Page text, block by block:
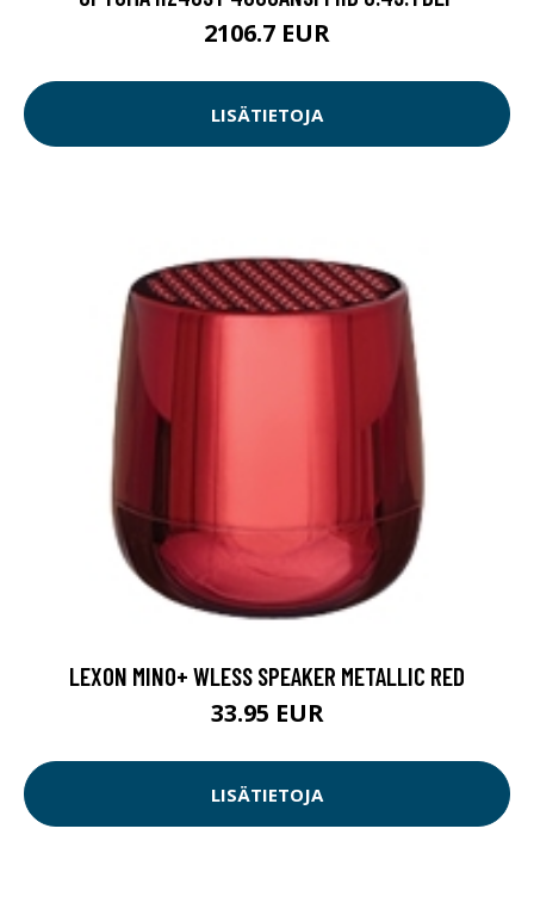
2106.7 EUR
LISÄTIETOJA
LEXON MINO+ WLESS SPEAKER METALLIC RED
33.95 EUR
LISÄTIETOJA